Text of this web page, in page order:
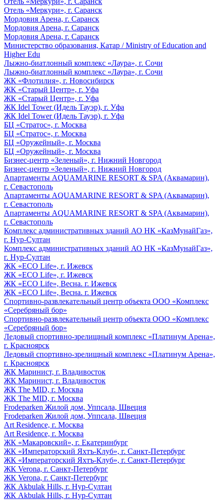
Отель «Меркури», г. Саранск
Мордовия Арена, г. Саранск
Мордовия Арена, г. Саранск
Мордовия Арена, г. Саранск
Министерство образования, Катар / Ministry of Education and
Higher Edu
Лыжно-биатлонный комплекс «Лаура», г. Сочи
Лыжно-биатлонный комплекс «Лаура», г. Сочи
ЖК «Флотилия», г. Новосибирск
ЖК «Старый Центр», г. Уфа
ЖК «Старый Центр», г. Уфа
ЖК Idel Tower (Идель Тауэр), г. Уфа
ЖК Idel Tower (Идель Тауэр), г. Уфа
БЦ «Стратос», г. Москва
БЦ «Стратос», г. Москва
БЦ «Оружейный», г. Москва
БЦ «Оружейный», г. Москва
Бизнес-центр «Зеленый», г. Нижний Новгород
Бизнес-центр «Зеленый», г. Нижний Новгород
Апартаменты AQUAMARINE RESORT & SPA (Аквамарин),
г. Севастополь
Апартаменты AQUAMARINE RESORT & SPA (Аквамарин),
г. Севастополь
Апартаменты AQUAMARINE RESORT & SPA (Аквамарин),
г. Севастополь
Комплекс административных зданий АО НК «КазМунайГаз»,
г. Нур-Султан
Комплекс административных зданий АО НК «КазМунайГаз»,
г. Нур-Султан
ЖК «ECO Life», г. Ижевск
ЖК «ECO Life», г. Ижевск
ЖК «ECO Life», Весна. г. Ижевск
ЖК «ECO Life», Весна. г. Ижевск
Спортивно-развлекательный центр объекта ООО «Комплекс
«Серебряный бор»
Спортивно-развлекательный центр объекта ООО «Комплекс
«Серебряный бор»
Ледовый спортивно-зрелищный комплекс «Платинум Арена»,
г. Красноярск
Ледовый спортивно-зрелищный комплекс «Платинум Арена»,
г. Красноярск
ЖК Маринист, г. Владивосток
ЖК Маринист, г. Владивосток
ЖК The MID, г. Москва
ЖК The MID, г. Москва
Frodeparken Жилой дом, Уппсала, Швеция
Frodeparken Жилой дом, Уппсала, Швеция
Art Residence, г. Москва
Art Residence, г. Москва
ЖК «Макаровский», г. Екатеринбург
ЖК «Императорский Яхтъ-Клуб», г. Санкт-Петербург
ЖК «Императорский Яхтъ-Клуб», г. Санкт-Петербург
ЖК Verona, г. Санкт-Петербург
ЖК Verona, г. Санкт-Петербург
ЖК Akbulak Hills, г. Нур-Султан
ЖК Akbulak Hills, г. Нур-Султан